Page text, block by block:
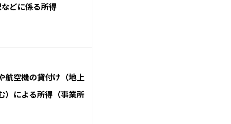
どに係る所得
航空機の貸付け（地上
）による所得（事業所